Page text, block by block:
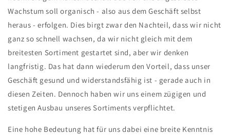
Wachstum soll organisch - also aus dem Geschäft selbst
heraus - erfolgen. Dies birgt zwar den Nachteil, dass wir nicht
ganz so schnell wachsen, da wir nicht gleich mit dem
breitesten Sortiment gestartet sind, aber wir denken
langfristig. Das hat dann wiederum den Vorteil, dass unser
Geschäft gesund und widerstandsfähig ist - gerade auch in
diesen Zeiten. Dennoch haben wir uns einem zügigen und
stetigen Ausbau unseres Sortiments verpflichtet.
Eine hohe Bedeutung hat für uns dabei eine breite Kenntnis